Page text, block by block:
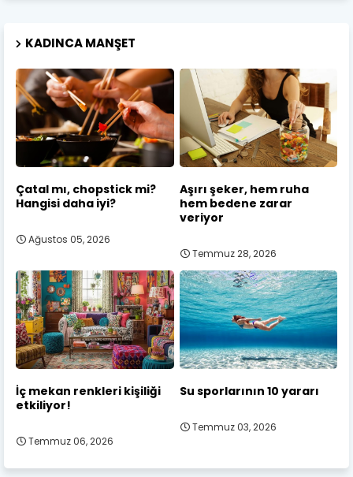
KADINCA MANŞET
Çatal mı, chopstick mi?
Hangisi daha iyi?
Ağustos 05, 2026
Aşırı şeker, hem ruha
hem bedene zarar
veriyor
Temmuz 28, 2026
İç mekan renkleri kişiliği
etkiliyor!
Temmuz 06, 2026
Su sporlarının 10 yararı
Temmuz 03, 2026